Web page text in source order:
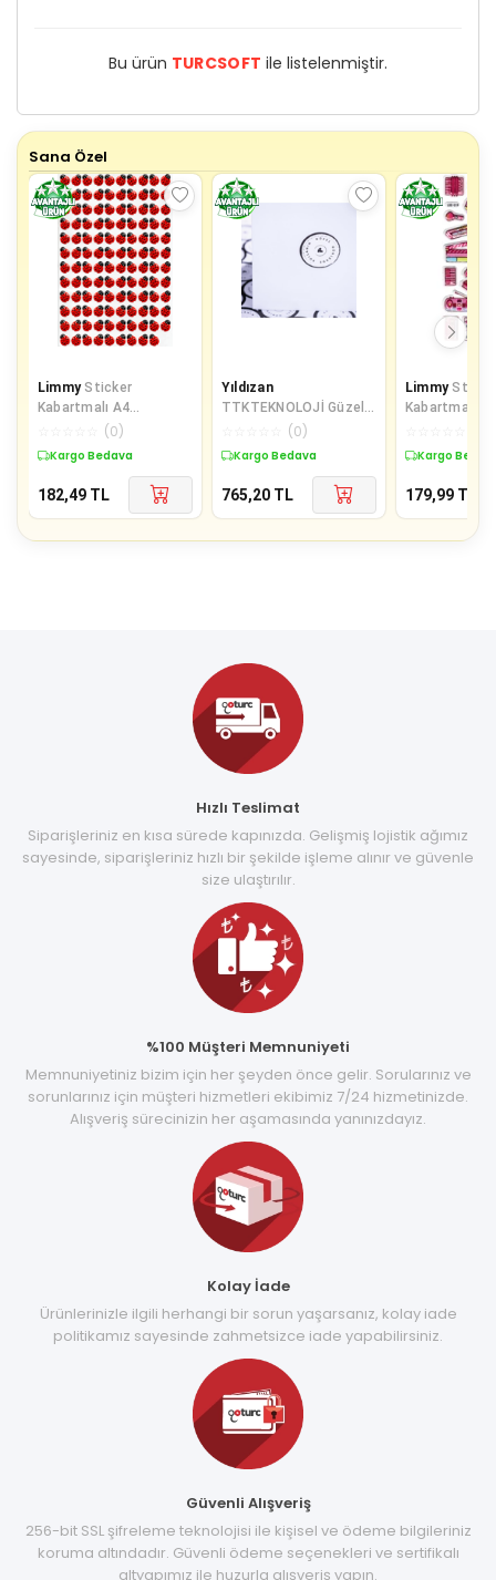
Bu ürün TURCSOFT ile listelenmiştir.
Sana Özel
Limmy Sticker
Kabartmalı A4
boyutunda Stiker
(0)
Kargo Bedava
182,49 TL
Yıldızan
TTKTEKNOLOJİ Güzel
günlerde kullanın, yazılı
(0)
Kargo Bedava
765,20 TL
Limmy
Kabartmalı
Kargo
179,99 TL
Hızlı Teslimat
Siparişleriniz en kısa sürede kapınızda. Gelişmiş lojistik ağımız
sayesinde, siparişleriniz hızlı bir şekilde işleme alınır ve güvenle
size ulaştırılır.
%100 Müşteri Memnuniyeti
Memnuniyetiniz bizim için her şeyden önce gelir. Sorularınız ve
sorunlarınız için müşteri hizmetleri ekibimiz 7/24 hizmetinizde.
Alışveriş sürecinizin her aşamasında yanınızdayız.
Kolay İade
Ürünlerinizle ilgili herhangi bir sorun yaşarsanız, kolay iade
politikamız sayesinde zahmetsizce iade yapabilirsiniz.
Güvenli Alışveriş
256-bit SSL şifreleme teknolojisi ile kişisel ve ödeme bilgileriniz
koruma altındadır. Güvenli ödeme seçenekleri ve sertifikalı
altyapımız ile huzurla alışveriş yapın.